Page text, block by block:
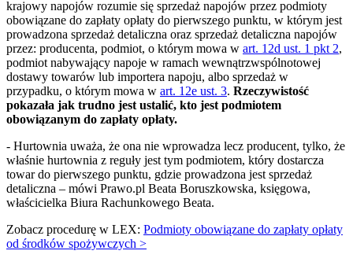
krajowy napojów rozumie się sprzedaż napojów przez podmioty
obowiązane do zapłaty opłaty do pierwszego punktu, w którym jest
prowadzona sprzedaż detaliczna oraz sprzedaż detaliczna napojów
przez: producenta, podmiot, o którym mowa w art. 12d ust. 1 pkt 2,
podmiot nabywający napoje w ramach wewnątrzwspólnotowej
dostawy towarów lub importera napoju, albo sprzedaż w
przypadku, o którym mowa w art. 12e ust. 3. Rzeczywistość
pokazała jak trudno jest ustalić, kto jest podmiotem
obowiązanym do zapłaty opłaty.
- Hurtownia uważa, że ona nie wprowadza lecz producent, tylko, że
właśnie hurtownia z reguły jest tym podmiotem, który dostarcza
towar do pierwszego punktu, gdzie prowadzona jest sprzedaż
detaliczna – mówi Prawo.pl Beata Boruszkowska, księgowa,
właścicielka Biura Rachunkowego Beata.
Zobacz procedurę w LEX: Podmioty obowiązane do zapłaty opłaty
od środków spożywczych >